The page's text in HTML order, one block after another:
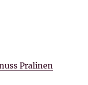
Pralinen